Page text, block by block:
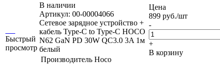
Быстрый
просмотр
В наличии
Артикул: 00-00004066
Сетевое зарядное устройство +
кабель Type-C to Type-C HOCO
N62 GaN PD 30W QC3.0 3A 1м
белый
Производитель Hoco
Цена
899 руб./шт
-
+
В корзину